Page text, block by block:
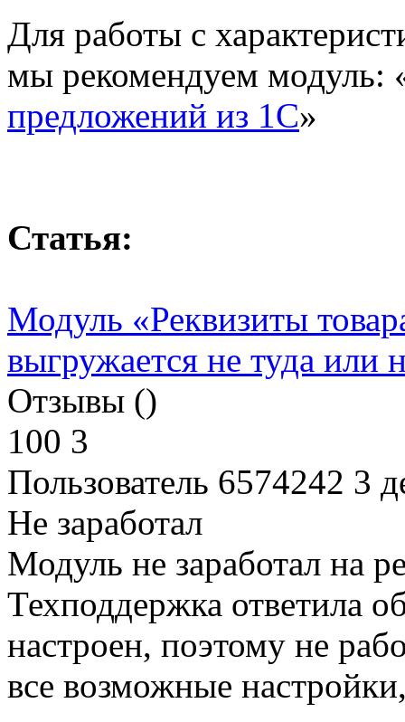
Для работы с
мы рекомендуем модуль:
предложений из 1С»
Статья:
Модуль «Реквизиты
выгружается не туда или
Отзывы ()
100 3
Пользователь 6574242 3
Не заработал
Модуль не заработал на
Техподдержка ответила
настроен, поэтому не
все возможные